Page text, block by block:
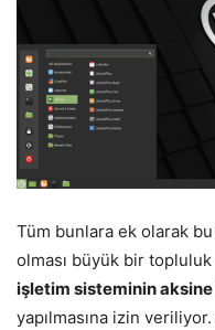
Tüm bunlara ek olarak
olması büyük bir topluluk
işletim sisteminin aksine
yapılmasına izin